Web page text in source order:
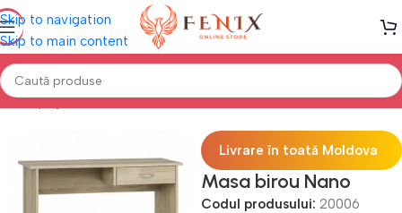
Skip to navigation
Skip to main content
Prima pagină Mobilă BIROU Mese de birou
Livrare în toată Moldova
Masa birou Nano
Codul produsului: 20006